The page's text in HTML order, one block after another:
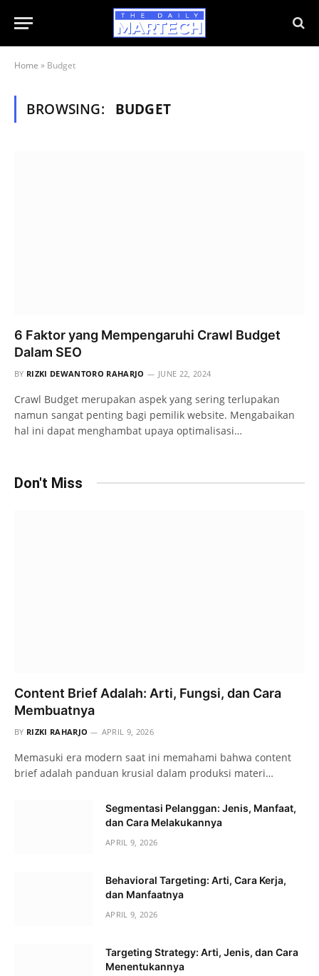
Home » Budget
BROWSING: BUDGET
6 Faktor yang Mempengaruhi Crawl Budget
Dalam SEO
BY RIZKI DEWANTORO RAHARJO JUNE 22, 2024
Crawl Budget merupakan aspek yang sering terlupakan
namun sangat penting bagi pemilik website. Mengabaikan
hal ini dapat menghambat upaya optimalisasi…
Don't Miss
Content Brief Adalah: Arti, Fungsi, dan Cara
Membuatnya
BY RIZKI RAHARJO APRIL 9, 2026
Memasuki era modern saat ini memahami bahwa content
brief adalah panduan krusial dalam produksi materi…
Segmentasi Pelanggan: Jenis, Manfaat,
dan Cara Melakukannya
APRIL 9, 2026
Behavioral Targeting: Arti, Cara Kerja,
dan Manfaatnya
APRIL 9, 2026
Targeting Strategy: Arti, Jenis, dan Cara
Menentukannya